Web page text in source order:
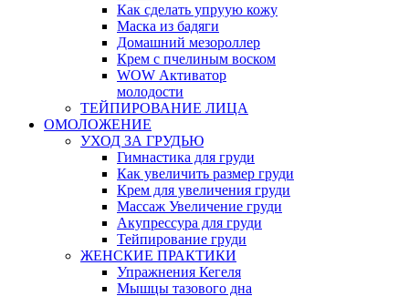
Как сделать упруую кожу
Маска из бадяги
Домашний мезороллер
Крем с пчелиным воском
WOW Активатор
молодости
ТЕЙПИРОВАНИЕ ЛИЦА
ОМОЛОЖЕНИЕ
УХОД ЗА ГРУДЬЮ
Гимнастика для груди
Как увеличить размер груди
Крем для увеличения груди
Массаж Увеличение груди
Акупрессура для груди
Тейпирование груди
ЖЕНСКИЕ ПРАКТИКИ
Упражнения Кегеля
Мышцы тазового дна